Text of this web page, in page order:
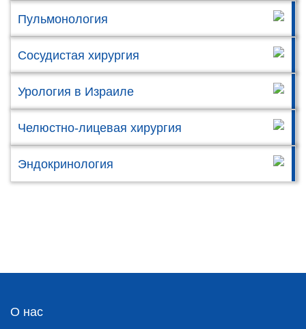
Пульмонология
Сосудистая хирургия
Урология в Израиле
Челюстно-лицевая хирургия
Эндокринология
О нас